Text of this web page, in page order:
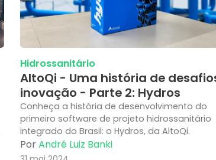
Hidrossanitário
AltoQi - Uma história de
inovação - Parte 2: Hydros
Conheça a história de desenvolvimento do
primeiro software de projeto hidrossanitário
integrado do Brasil: o Hydros, da AltoQi.
PorAndré Luiz Banki